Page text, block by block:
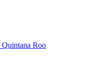
Quintana Roo